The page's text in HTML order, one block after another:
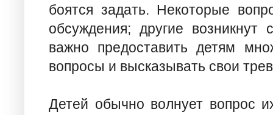
боятся задать. Некоторые
обсуждения; другие
важно предоставить детям
вопросы и высказывать свои
Детей обычно волнует вопрос